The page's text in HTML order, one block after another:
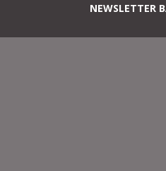
NEWSLETTER